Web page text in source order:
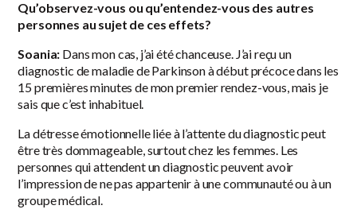
Qu’observez-vous ou qu’entendez-vous des autres
personnes au sujet de ces effets?
Soania: Dans mon cas, j’ai été chanceuse. J’ai reçu un
diagnostic de maladie de Parkinson à début précoce dans les
15 premières minutes de mon premier rendez-vous, mais je
sais que c’est inhabituel.
La détresse émotionnelle liée à l’attente du diagnostic peut
être très dommageable, surtout chez les femmes. Les
personnes qui attendent un diagnostic peuvent avoir
l’impression de ne pas appartenir à une communauté ou à un
groupe médical.